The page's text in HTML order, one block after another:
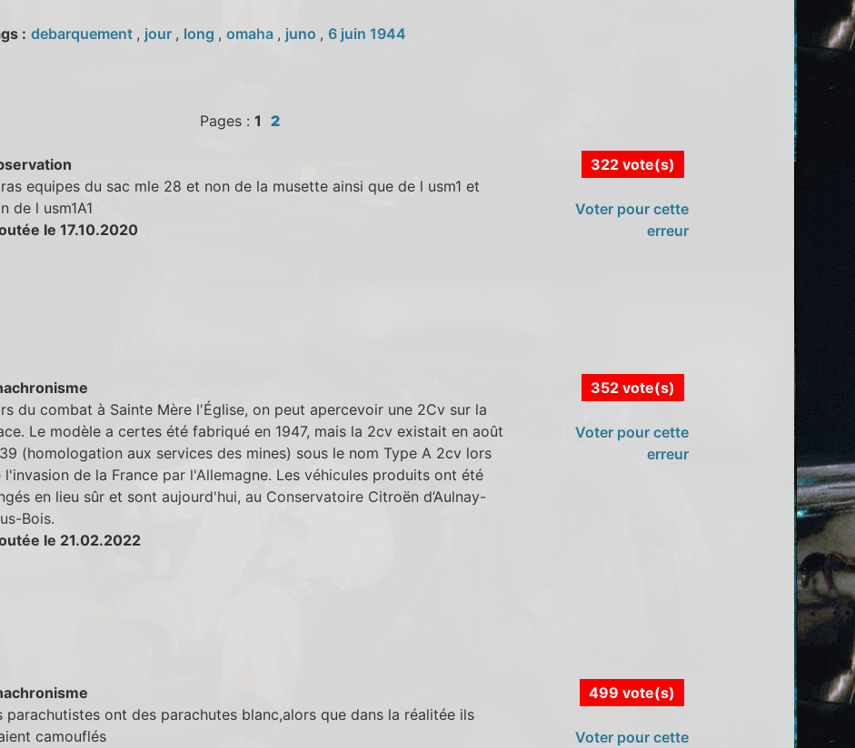
: debarquement , jour , long , omaha , juno , 6 juin 1944
Pages : 1 2
equipes du sac mle 28 et non de la musette ainsi que de l usm1 et
de l usm1A1
le 17.10.2020
322 vote(s)
Voter pour cette
erreur
du combat à Sainte Mère l'Église, on peut apercevoir une 2Cv sur la
Le modèle a certes été fabriqué en 1947, mais la 2cv existait en août
(homologation aux services des mines) sous le nom Type A 2cv lors
l'invasion de la France par l'Allemagne. Les véhicules produits ont été
en lieu sûr et sont aujourd'hui, au Conservatoire Citroën d’Aulnay-
Bois.
le 21.02.2022
352 vote(s)
Voter pour cette
erreur
parachutistes ont des parachutes blanc,alors que dans la réalitée ils
camouflés
499 vote(s)
Voter pour cette